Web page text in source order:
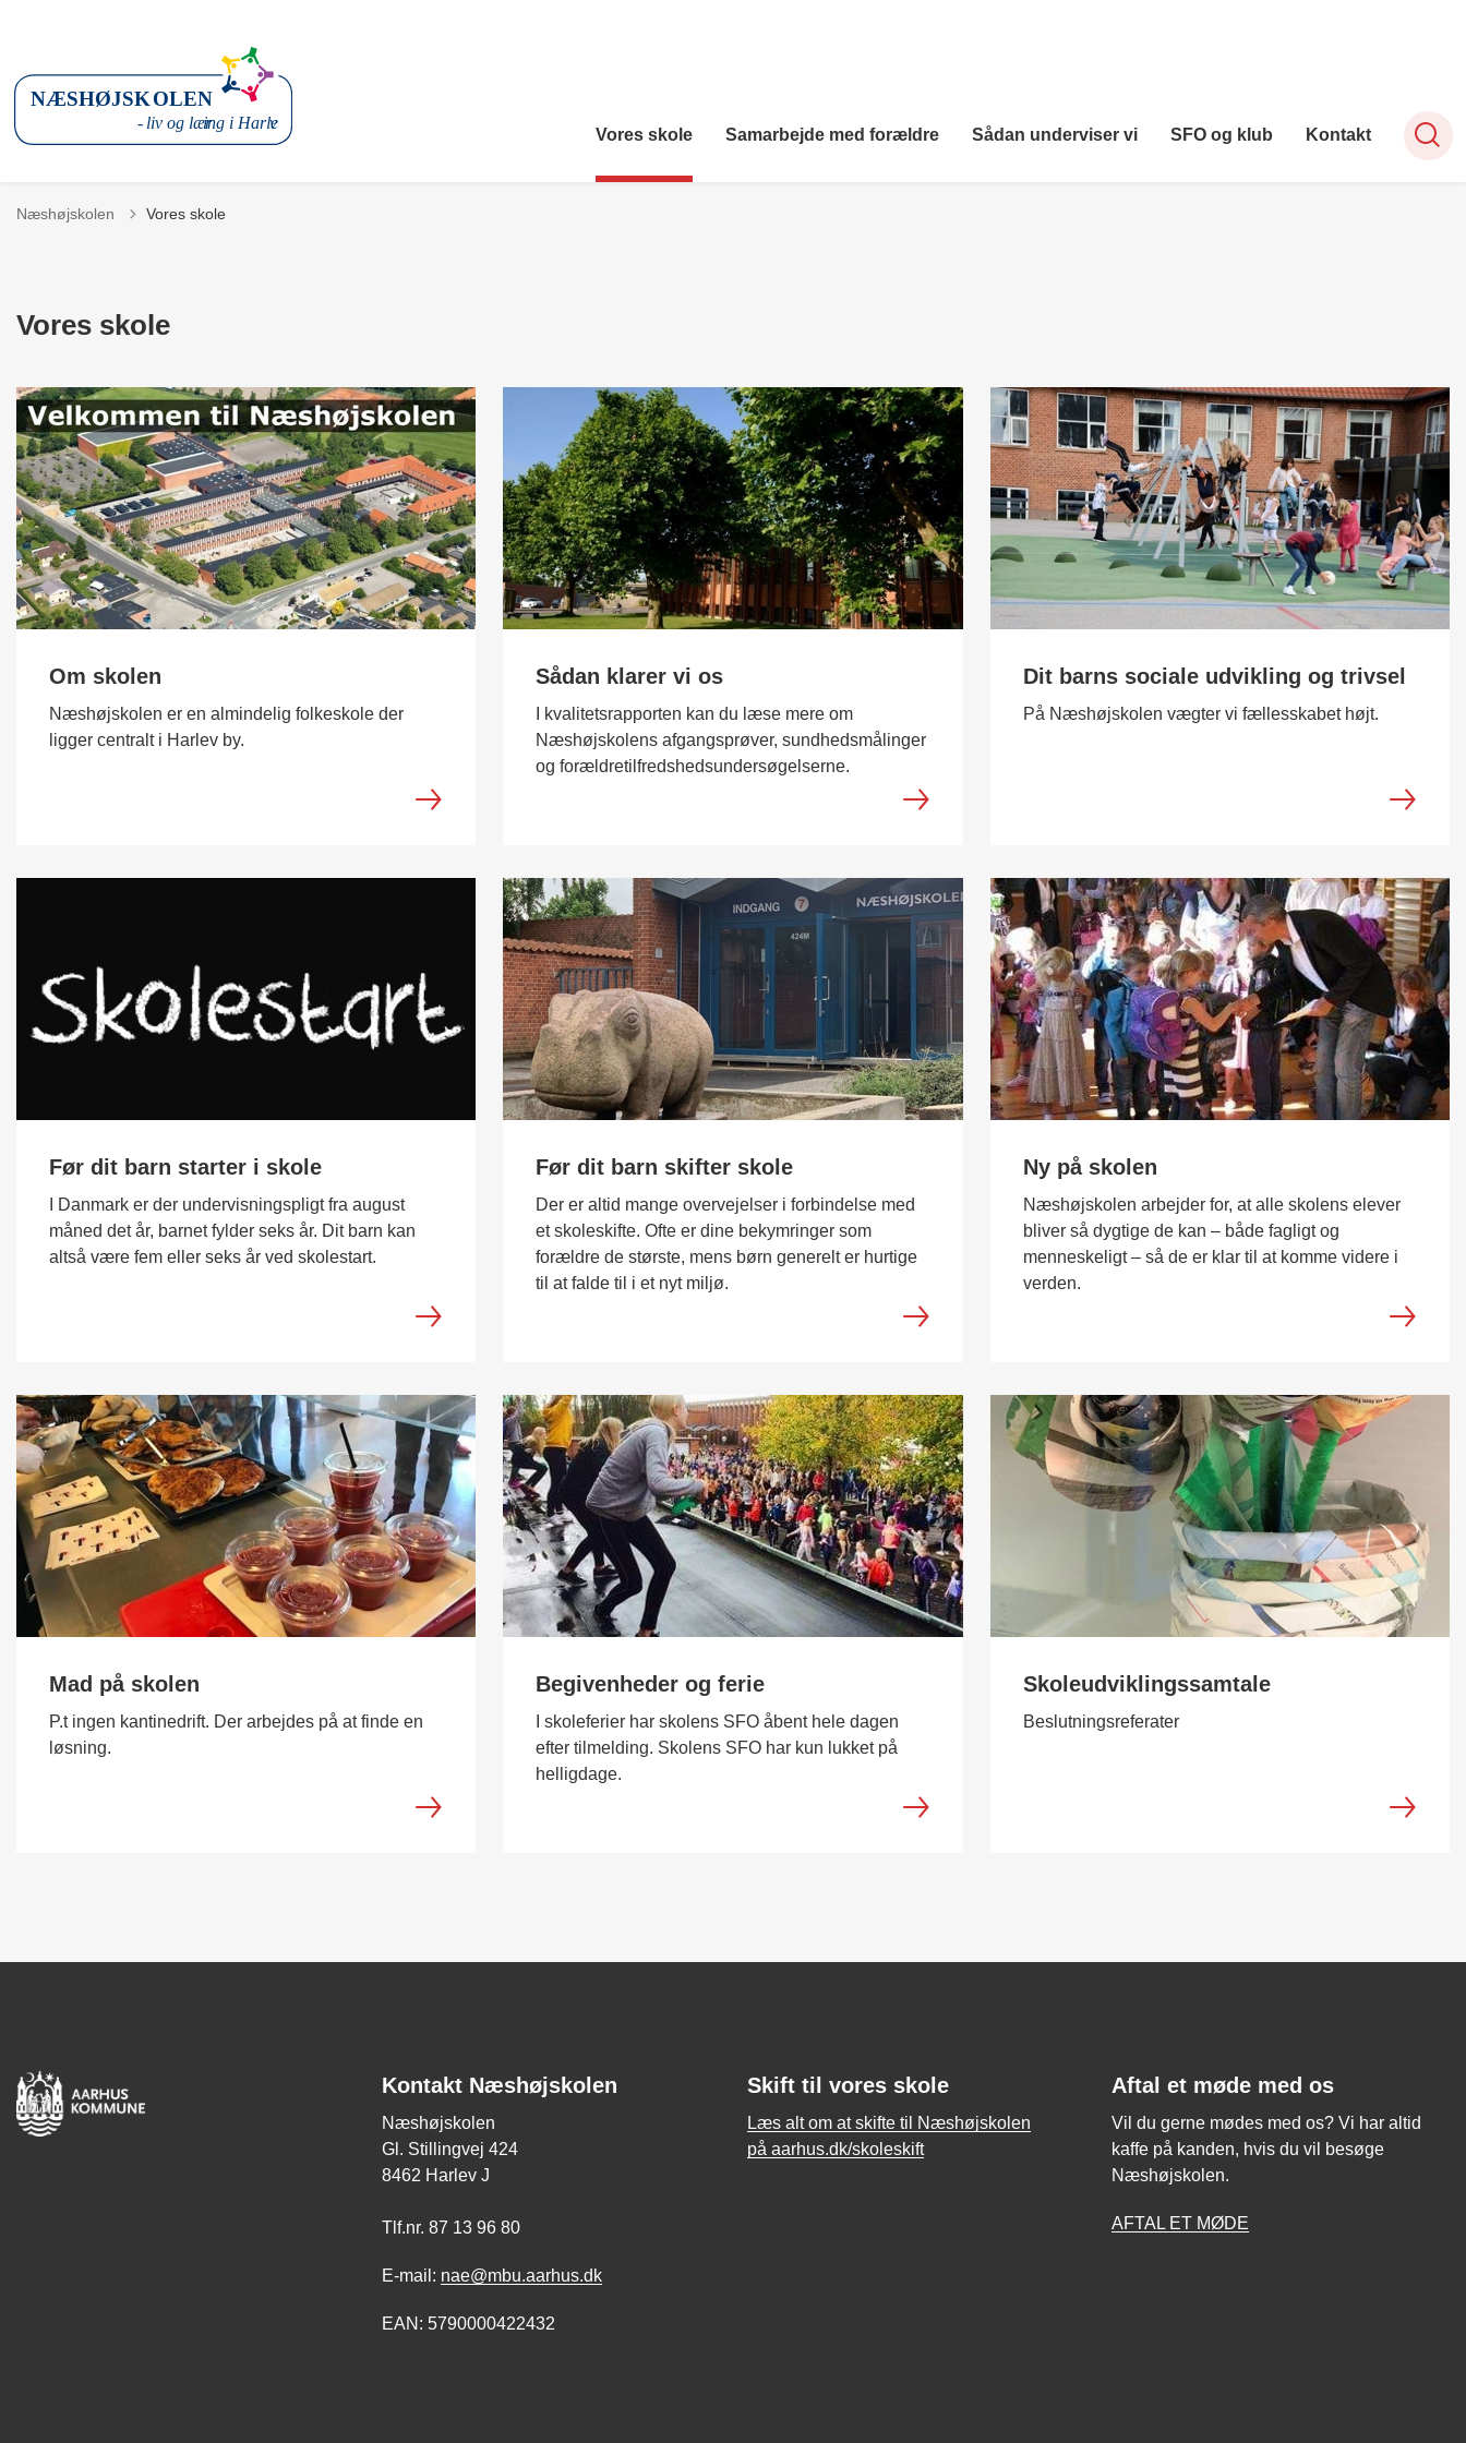
Vores skole Samarbejde med forældre Sådan underviser vi SFO og klub Kontakt
Næshøjskolen Vores skole
Vores skole
Om skolen
Næshøjskolen er en almindelig folkeskole der
ligger centralt i Harlev by.
Sådan klarer vi os
I kvalitetsrapporten kan du læse mere om
Næshøjskolens afgangsprøver, sundhedsmålinger
og forældretilfredshedsundersøgelserne.
Dit barns sociale udvikling og trivsel
På Næshøjskolen vægter vi fællesskabet højt.
Før dit barn starter i skole
I Danmark er der undervisningspligt fra august
måned det år, barnet fylder seks år. Dit barn kan
altså være fem eller seks år ved skolestart.
Før dit barn skifter skole
Der er altid mange overvejelser i forbindelse med
et skoleskifte. Ofte er dine bekymringer som
forældre de største, mens børn generelt er hurtige
til at falde til i et nyt miljø.
Ny på skolen
Næshøjskolen arbejder for, at alle skolens elever
bliver så dygtige de kan – både fagligt og
menneskeligt – så de er klar til at komme videre i
verden.
Mad på skolen
P.t ingen kantinedrift. Der arbejdes på at finde en
løsning.
Begivenheder og ferie
I skoleferier har skolens SFO åbent hele dagen
efter tilmelding. Skolens SFO har kun lukket på
helligdage.
Skoleudviklingssamtale
Beslutningsreferater
Kontakt Næshøjskolen
Næshøjskolen
Gl. Stillingvej 424
8462 Harlev J
Tlf.nr. 87 13 96 80
E-mail: nae@mbu.aarhus.dk
EAN: 5790000422432
Skift til vores skole
Læs alt om at skifte til Næshøjskolen
på aarhus.dk/skoleskift
Aftal et møde med os
Vil du gerne mødes med os? Vi har altid
kaffe på kanden, hvis du vil besøge
Næshøjskolen.
AFTAL ET MØDE